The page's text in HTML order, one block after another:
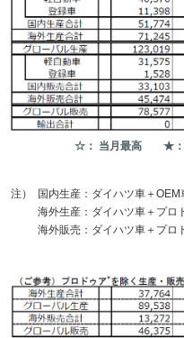
☆： 当月最高 ★：
注）
国内生産：ダイハツ車＋OEM
海外生産：ダイハツ車＋プロ
海外販売：ダイハツ車＋プロ